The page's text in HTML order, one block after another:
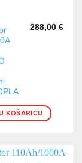
288,00 €
KOŠARICU